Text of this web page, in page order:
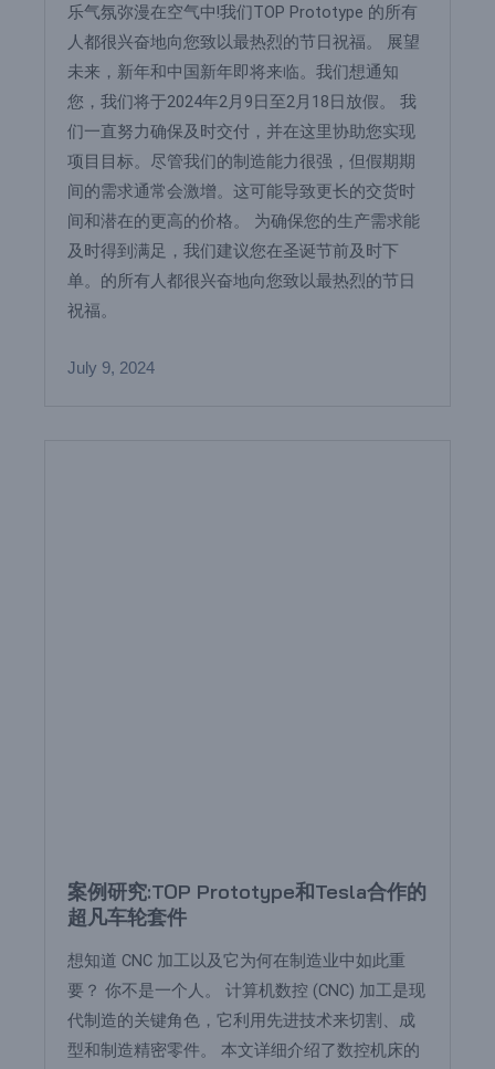
乐气氛弥漫在空气中!我们TOP Prototype 的所有
人都很兴奋地向您致以最热烈的节日祝福。 展望
未来，新年和中国新年即将来临。我们想通知
您，我们将于2024年2月9日至2月18日放假。 我
们一直努力确保及时交付，并在这里协助您实现
项目目标。尽管我们的制造能力很强，但假期期
间的需求通常会激增。这可能导致更长的交货时
间和潜在的更高的价格。 为确保您的生产需求能
及时得到满足，我们建议您在圣诞节前及时下
单。的所有人都很兴奋地向您致以最热烈的节日
祝福。
July 9, 2024
案例研究:TOP Prototype和Tesla合作的
超凡车轮套件
想知道 CNC 加工以及它为何在制造业中如此重
要？ 你不是一个人。 计算机数控 (CNC) 加工是现
代制造的关键角色，它利用先进技术来切割、成
型和制造精密零件。 本文详细介绍了数控机床的